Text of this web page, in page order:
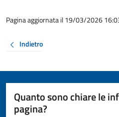
Pagina aggiornata il 19/03/2026
Indietro
Quanto sono chiare le
pagina?